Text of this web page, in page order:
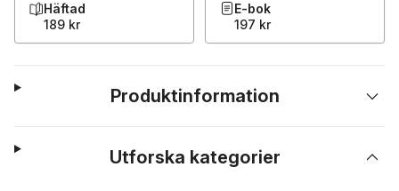
Häftad
189 kr
E-bok
197 kr
Produktinformation
Utforska kategorier